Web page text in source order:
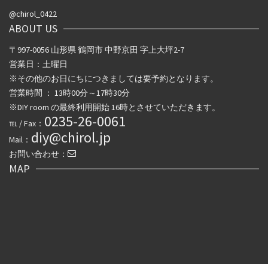
@chirol_0422
ABOUT US
〒997-0056 山形県 鶴岡市 中野京田 字上大坪2-7
営業日：土曜日
※その他のお日にちにつきましては要予約となります。
営業時間 ： 13時00分～17時30分
※DIY room の最終利用開始 16時とさせていただきます。
℡ / Fax： 0235-26-0061
Mail： diy@chirol.jp
お問い合わせ：
MAP